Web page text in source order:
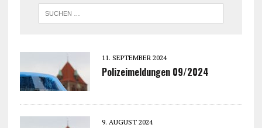
11. SEPTEMBER 2024
Polizeimeldungen 09/2024
9. AUGUST 2024